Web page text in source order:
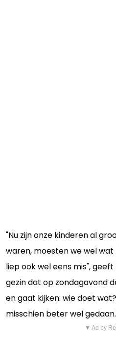
"Nu zijn onze kinderen al
waren, moesten we wel
liep ook wel eens mis",
gezin dat op zondagavond
en gaat kijken: wie doet
misschien beter wel
▼ Ad by